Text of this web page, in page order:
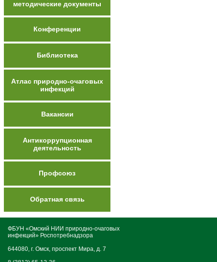
методические документы
Конференции
Библиотека
Атлас природно-очаговых
инфекций
Вакансии
Антикоррупционная
деятельность
Профсоюз
Обратная связь
ФБУН «Омский НИИ природно-очаговых
инфекций» Роспотребнадзора
644080, г. Омск, проспект Мира, д. 7